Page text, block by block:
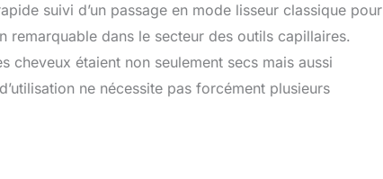
suivi d’un passage en mode lisseur classique pour
remarquable dans le secteur des outils capillaires.
cheveux étaient non seulement secs mais aussi
ne nécessite pas forcément plusieurs